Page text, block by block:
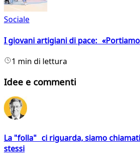
Sociale
I giovani artigiani di pace:
1 min di lettura
Idee e commenti
La "folla" ci riguarda, siamo
stessi